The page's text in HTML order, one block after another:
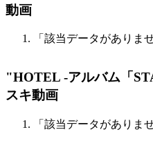
動画
「該当データがありま
"HOTEL -アルバム「
スキ動画
「該当データがありま